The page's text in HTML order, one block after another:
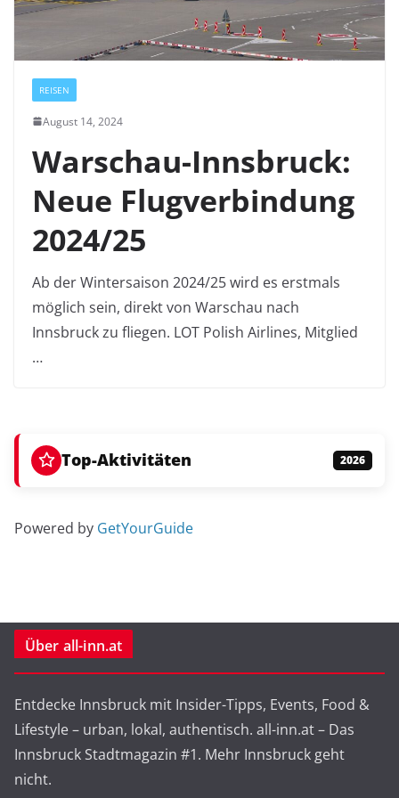
REISEN
August 14, 2024
Warschau-Innsbruck:
Neue Flugverbindung
2024/25
Ab der Wintersaison 2024/25 wird es erstmals
möglich sein, direkt von Warschau nach
Innsbruck zu fliegen. LOT Polish Airlines, Mitglied
…
Top-Aktivitäten 2026
Powered by GetYourGuide
Über all-inn.at
Entdecke Innsbruck mit Insider-Tipps, Events, Food &
Lifestyle – urban, lokal, authentisch. all-inn.at – Das
Innsbruck Stadtmagazin #1. Mehr Innsbruck geht
nicht.